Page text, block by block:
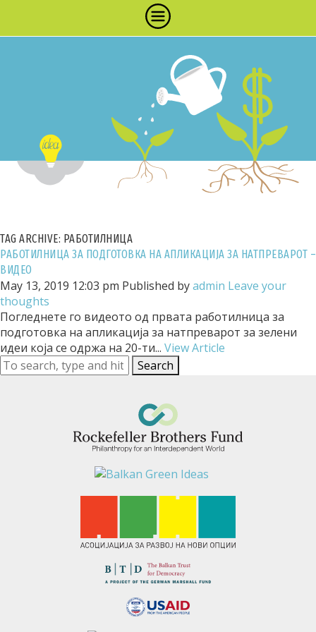
TAG ARCHIVE: РАБОТИЛНИЦА
РАБОТИЛНИЦА ЗА ПОДГОТОВКА НА АПЛИКАЦИЈА ЗА НАТПРЕВАРОТ –
ВИДЕО
May 13, 2019 12:03 pm Published byadmin Leave your
thoughts
Погледнете го видеото од првата работилница за
подготовка на апликација за натпреварот за зелени
идеи која се одржа на 20-ти... View Article
Search